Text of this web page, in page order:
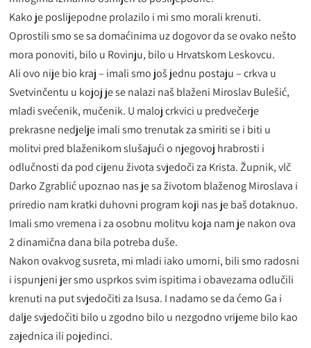
Kako je poslijepodne prolazilo i mi smo morali krenuti.
Oprostili smo se sa domaćinima uz dogovor da se ovako nešto
mora ponoviti, bilo u Rovinju, bilo u Hrvatskom Leskovcu.
Ali ovo nije bio kraj – imali smo još jednu postaju – crkva u
Svetvinčentu u kojoj je se nalazi naš blaženi Miroslav Bulešić,
mladi svećenik, mučenik. U maloj crkvici u predvečerje
prekrasne nedjelje imali smo trenutak za smiriti se i biti u
molitvi pred blaženikom slušajući o njegovoj hrabrosti i
odlučnosti da pod cijenu života svjedoči za Krista. Župnik, vlč
Darko Zgrablić upoznao nas je sa životom blaženog Miroslava i
priredio nam kratki duhovni program koji nas je baš dotaknuo.
Imali smo vremena i za osobnu molitvu koja nam je nakon ova
2 dinamična dana bila potreba duše.
Nakon ovakvog susreta, mi mladi iako umorni, bili smo radosni
i ispunjeni jer smo usprkos svim ispitima i obavezama odlučili
krenuti na put svjedočiti za Isusa. I nadamo se da ćemo Ga i
dalje svjedočiti bilo u zgodno bilo u nezgodno vrijeme bilo kao
zajednica ili pojedinci.